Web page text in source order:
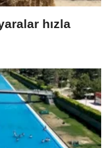
hızla